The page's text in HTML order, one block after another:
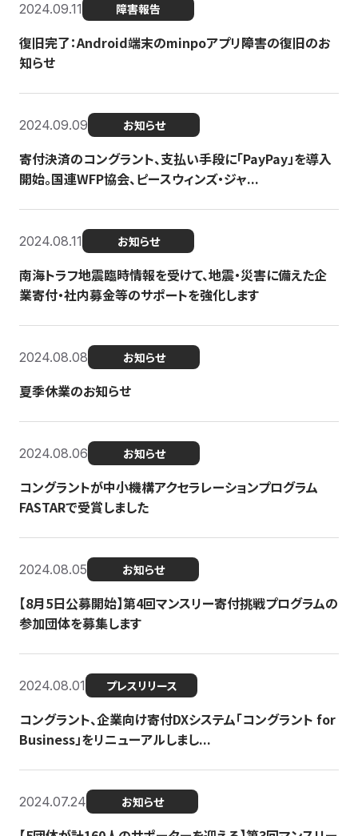
2024.09.11 障害報告
復旧完了：Android端末のminpoアプリ障害の復旧のお
知らせ
2024.09.09 お知らせ
寄付決済のコングラント、支払い手段に「PayPay」を導入
開始。国連WFP協会、ピースウィンズ・ジャ...
2024.08.11 お知らせ
南海トラフ地震臨時情報を受けて、地震・災害に備えた企
業寄付・社内募金等のサポートを強化します
2024.08.08 お知らせ
夏季休業のお知らせ
2024.08.06 お知らせ
コングラントが中小機構アクセラレーションプログラム
FASTARで受賞しました
2024.08.05 お知らせ
【8月5日公募開始】第4回マンスリー寄付挑戦プログラムの
参加団体を募集します
2024.08.01 プレスリリース
コングラント、企業向け寄付DXシステム「コングラント for
Business」をリニューアルしまし...
2024.07.24 お知らせ